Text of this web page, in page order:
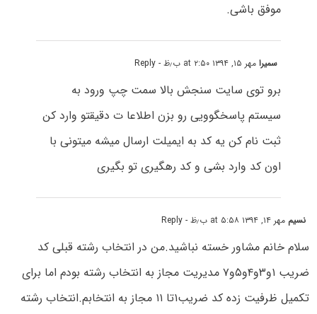
موفق باشی.
سمیرامهر ۱۵, ۱۳۹۴ at ۲:۵۰ ب٫ظ - Reply
برو توی سایت سنجش بالا سمت چپ ورود به
سیستم پاسخگوویی رو بزن اطلاعا ت دقیقتو وارد کن
ثبت نام کن یه کد به ایمیلت ارسال میشه میتونی با
اون کد وارد بشی و کد رهگیری تو بگیری
نسیم مهر ۱۴, ۱۳۹۴ at ۵:۵۸ ب٫ظ - Reply
سلام خانم مشاور خسته نباشید.من در انتخاب رشته قبلی کد
ضریب ۱و۳و۴و۵و۷ مدیریت مجاز به انتخاب رشته بودم اما برای
تکمیل ظرفیت زده کد ضریب۱تا ۱۱ مجاز به انتخابم.انتخاب رشته